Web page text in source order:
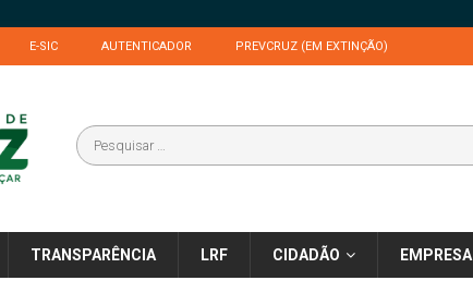
E-SIC AUTENTICADOR PREVCRUZ (EM EXTINÇÃO)
TRANSPARÊNCIA LRF CIDADÃO EMPRESA